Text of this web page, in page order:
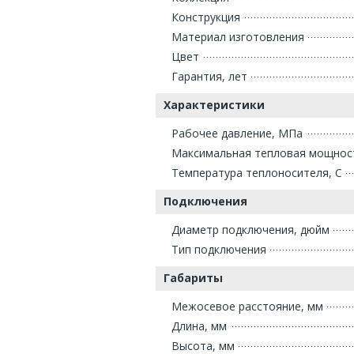
Конструкция
Материал изготовления
Цвет
Гарантия, лет
Характеристики
Рабочее давление, МПа
Максимальная тепловая
Температура теплоносителя, С
Подключения
Диаметр подключения, дюйм
Тип подключения
Габариты
Межосевое расстояние, мм
Длина, мм
Высота, мм